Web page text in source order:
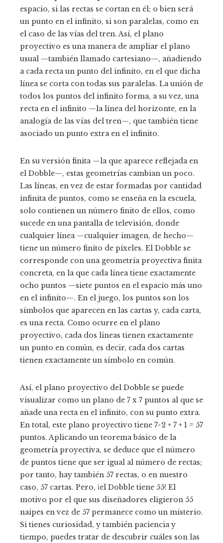
espacio, si las rectas se cortan en él; o bien será
un punto en el infinito, si son paralelas, como en
el caso de las vías del tren. Así, el plano
proyectivo es una manera de ampliar el plano
usual —también llamado cartesiano—, añadiendo
a cada recta un punto del infinito, en el que dicha
línea se corta con todas sus paralelas. La unión de
todos los puntos del infinito forma, a su vez, una
recta en el infinito —la línea del horizonte, en la
analogía de las vías del tren—, que también tiene
asociado un punto extra en el infinito.
En su versión finita —la que aparece reflejada en
el Dobble—, estas geometrías cambian un poco.
Las líneas, en vez de estar formadas por cantidad
infinita de puntos, como se enseña en la escuela,
solo contienen un número finito de ellos, como
sucede en una pantalla de televisión, donde
cualquier línea —cualquier imagen, de hecho—
tiene un número finito de píxeles. El Dobble se
corresponde con una geometría proyectiva finita
concreta, en la que cada línea tiene exactamente
ocho puntos —siete puntos en el espacio más uno
en el infinito—. En el juego, los puntos son los
símbolos que aparecen en las cartas y, cada carta,
es una recta. Como ocurre en el plano
proyectivo, cada dos líneas tienen exactamente
un punto en común, es decir, cada dos cartas
tienen exactamente un símbolo en común.
Así, el plano proyectivo del Dobble se puede
visualizar como un plano de 7 x 7 puntos al que se
añade una recta en el infinito, con su punto extra.
En total, este plano proyectivo tiene 7^2 + 7 + 1 = 57
puntos. Aplicando un teorema básico de la
geometría proyectiva, se deduce que el número
de puntos tiene que ser igual al número de rectas;
por tanto, hay también 57 rectas, o en nuestro
caso, 57 cartas. Pero, ¡el Dobble tiene 55! El
motivo por el que sus diseñadores eligieron 55
naipes en vez de 57 permanece como un misterio.
Si tienes curiosidad, y también paciencia y
tiempo, puedes tratar de descubrir cuáles son las